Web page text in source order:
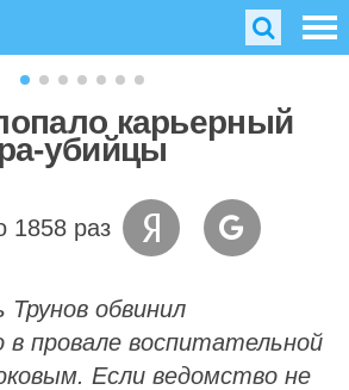
карьерный
убийцы
1858 раз
обвинил
провале воспитательной
Если ведомство не